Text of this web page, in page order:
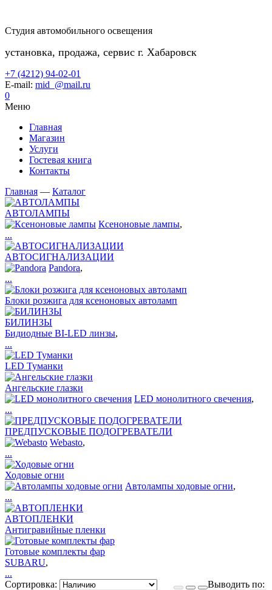
Студия автомобильного освещения
установка, продажа, сервис г. Хабаровск
+7 (4212) 94-02-01
E-mail: mid_@mail.ru
0
Меню
Главная
Магазин
Услуги
Гостевая книга
Контакты
Главная — Каталог
АВТОЛАМПЫ
Ксеноновые лампы,
...
АВТОСИГНАЛИЗАЦИИ
Pandora,
...
Блоки розжига для ксеноновых автоламп
БИЛИНЗЫ
Бидиодные BI-LED линзы,
...
LED Туманки
Ангельские глазки
LED монолитного свечения,
...
ПРЕДПУСКОВЫЕ ПОДОГРЕВАТЕЛИ
Webasto,
...
Ходовые огни
Автолампы ходовые огни,
...
АВТОПЛЕНКИ
Антигравийные пленки
Готовые комплекты фар
SUBARU,
...
Сортировка:
Выводить по: